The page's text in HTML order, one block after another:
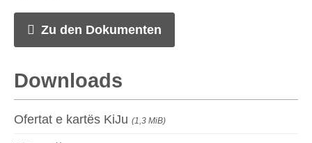
Zu den Dokumenten
Downloads
Ofertat e kartës KiJu (1,3 MiB)